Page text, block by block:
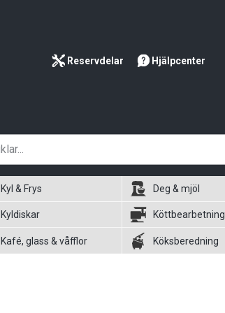
Reservdelar Hjälpcenter
Kyl & Frys Deg & mjöl
Kyldiskar Köttbearbetning
Kafé, glass & våfflor Köksberedning